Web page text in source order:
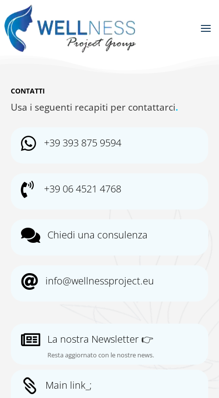
CONTATTI
Usa i seguenti recapiti per contattarci.
 +39 393 875 9594
 +39 06 4521 4768
 Chiedi una consulenza
 info@wellnessproject.eu
 La nostra Newsletter 👉
Resta aggiornato con le nostre news.
 Main link_;